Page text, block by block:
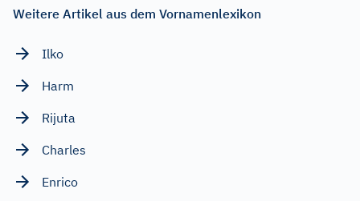
Weitere Artikel aus dem Vornamenlexikon
Ilko
Harm
Rijuta
Charles
Enrico